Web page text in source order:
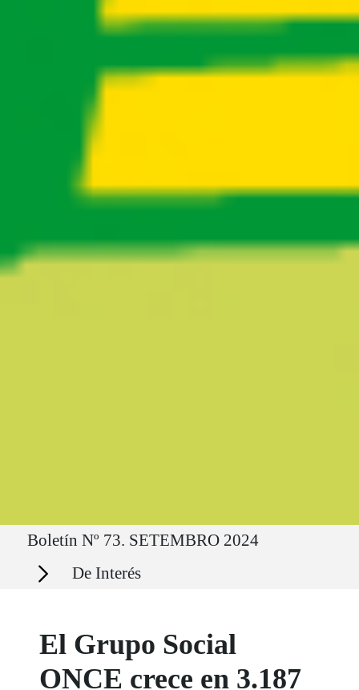
Ruta del sitio
Boletín Nº 73. SETEMBRO 2024
Secciones De Interés
El Grupo Social
ONCE crece en 3.187